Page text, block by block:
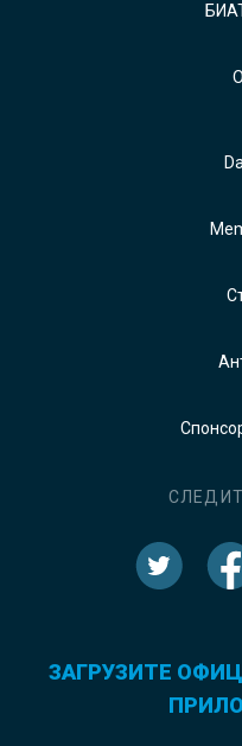
ЗАГРУЗИТЕ